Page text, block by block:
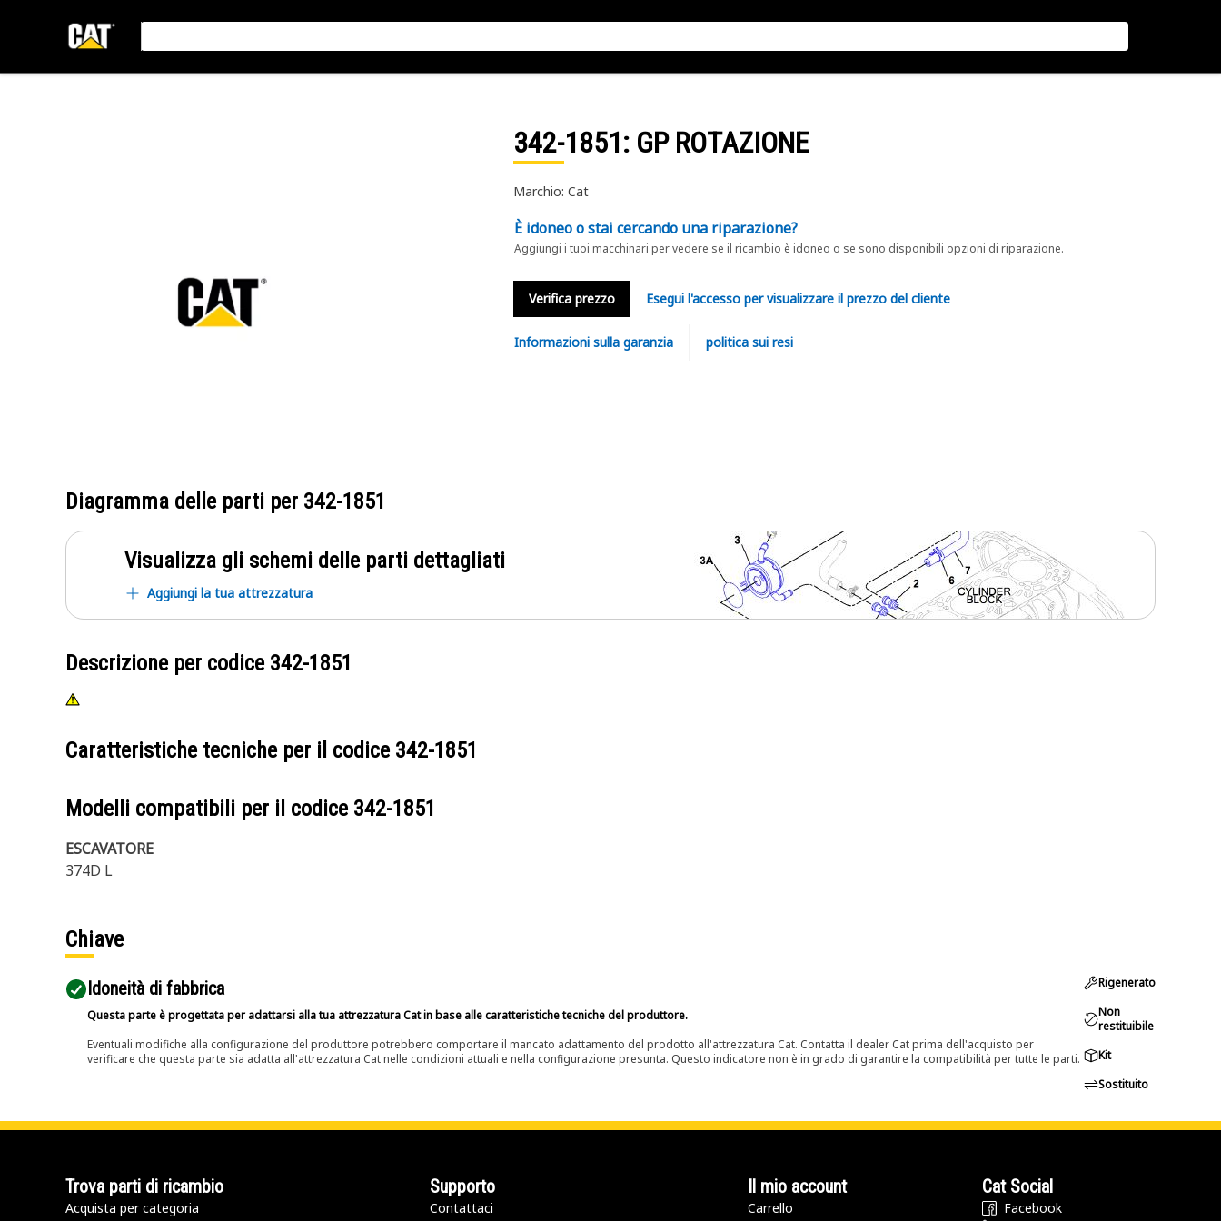
342-1851: GP ROTAZIONE
Marchio: Cat
È idoneo o stai cercando una riparazione?
Aggiungi i tuoi macchinari per vedere se il ricambio è idoneo o se sono disponibili opzioni di riparazione.
Verifica prezzo Esegui l'accesso per visualizzare il prezzo del cliente
Informazioni sulla garanzia politica sui resi
Diagramma delle parti per 342-1851
Visualizza gli schemi delle parti dettagliati
Aggiungi la tua attrezzatura
Descrizione per codice 342-1851
Caratteristiche tecniche per il codice 342-1851
Modelli compatibili per il codice 342-1851
ESCAVATORE
374D L
Chiave
Idoneità di fabbrica
Questa parte è progettata per adattarsi alla tua attrezzatura Cat in base alle caratteristiche tecniche del produttore.
Eventuali modifiche alla configurazione del produttore potrebbero comportare il mancato adattamento del prodotto all'attrezzatura Cat. Contatta il dealer Cat prima dell'acquisto per
verificare che questa parte sia adatta all'attrezzatura Cat nelle condizioni attuali e nella configurazione presunta. Questo indicatore non è in grado di garantire la compatibilità per tutte le parti.
Rigenerato
Non
restituibile
Kit
Sostituito
Trova parti di ricambio
Acquista per categoria
Supporto
Contattaci
Il mio account
Carrello
Cat Social
Facebook